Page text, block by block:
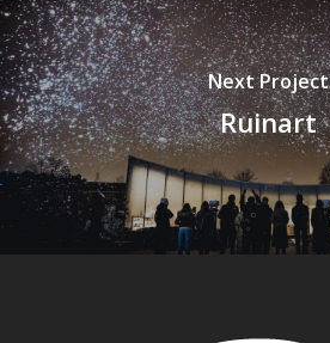
Next Project
Ruinart